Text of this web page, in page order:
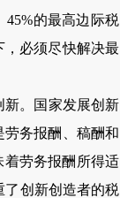
45%的最高边际税
，必须尽快解决最
新。国家发展创新
务报酬、稿酬和
劳务报酬所得适
了创新创造者的税